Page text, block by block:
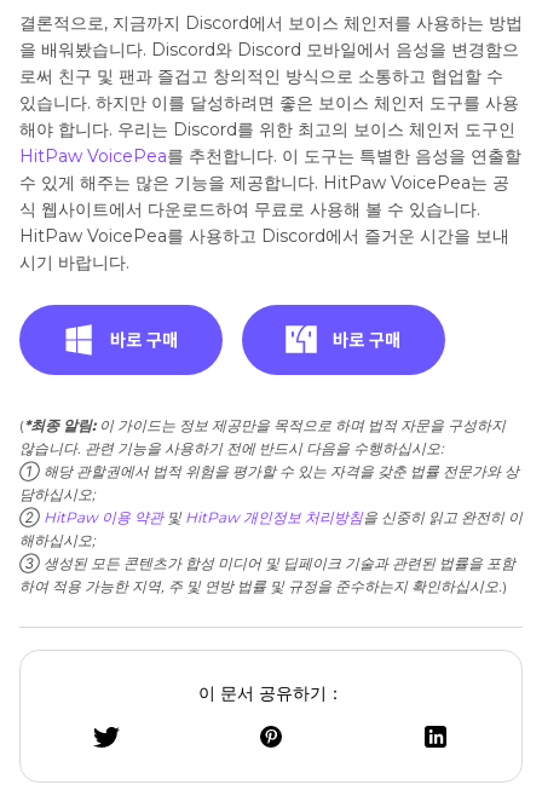
결론적으로, 지금까지 Discord에서 보이스 체인저를 사용하는 방법
을 배워봤습니다. Discord와 Discord 모바일에서 음성을 변경함으
로써 친구 및 팬과 즐겁고 창의적인 방식으로 소통하고 협업할 수
있습니다. 하지만 이를 달성하려면 좋은 보이스 체인저 도구를 사용
해야 합니다. 우리는 Discord를 위한 최고의 보이스 체인저 도구인
HitPaw VoicePea를 추천합니다. 이 도구는 특별한 음성을 연출할
수 있게 해주는 많은 기능을 제공합니다. HitPaw VoicePea는 공
식 웹사이트에서 다운로드하여 무료로 사용해 볼 수 있습니다.
HitPaw VoicePea를 사용하고 Discord에서 즐거운 시간을 보내
시기 바랍니다.
(*최종 알림:이 가이드는 정보 제공만을 목적으로 하며 법적 자문을 구성하지
않습니다. 관련 기능을 사용하기 전에 반드시 다음을 수행하십시오:
① 해당 관할권에서 법적 위험을 평가할 수 있는 자격을 갖춘 법률 전문가와 상
담하십시오;
② HitPaw 이용 약관및 HitPaw 개인정보 처리방침을 신중히 읽고 완전히 이
해하십시오;
③ 생성된 모든 콘텐츠가 합성 미디어 및 딥페이크 기술과 관련된 법률을 포함
하여 적용 가능한 지역, 주 및 연방 법률 및 규정을 준수하는지 확인하십시오.)
이 문서 공유하기：